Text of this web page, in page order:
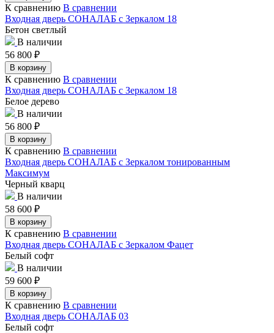
К сравнению В сравнении
Входная дверь СОНАЛАБ с Зеркалом 18
Бетон светлый
В наличии
56 800 ₽
В корзину
К сравнению В сравнении
Входная дверь СОНАЛАБ с Зеркалом 18
Белое дерево
В наличии
56 800 ₽
В корзину
К сравнению В сравнении
Входная дверь СОНАЛАБ с Зеркалом тонированным
Максимум
Черный кварц
В наличии
58 600 ₽
В корзину
К сравнению В сравнении
Входная дверь СОНАЛАБ с Зеркалом Фацет
Белый софт
В наличии
59 600 ₽
В корзину
К сравнению В сравнении
Входная дверь СОНАЛАБ 03
Белый софт